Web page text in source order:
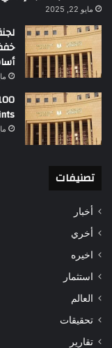
مايو 22, 2025
مايو
مايو
تصنيفات
أخبار
أخري
اخيره
استثمار
العالم
تحقيقات
تقارير